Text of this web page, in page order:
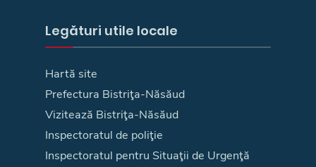
Legături utile locale
Hartă site
Prefectura Bistriţa-Năsăud
Vizitează Bistriţa-Năsăud
Inspectoratul de poliţie
Inspectoratul pentru Situaţii de Urgenţă